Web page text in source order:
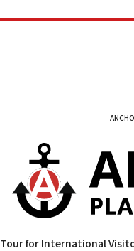
Tour for International